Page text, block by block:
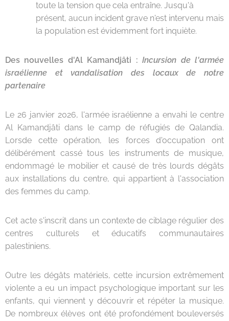
toute la tension que cela entraîne. Jusqu'à
présent, aucun incident grave n'est intervenu mais
la population est évidemment fort inquiète.
Des nouvelles d'Al Kamandjâti :Incursion de l'armée
israélienne et vandalisation des locaux de notre
partenaire
Le 26 janvier 2026, l'armée israélienne a envahi le centre
Al Kamandjâti dans le camp de réfugiés de Qalandia.
Lorsde cette opération, les forces d'occupation ont
délibérément cassé tous les instruments de musique,
endommagé le mobilier et causé de très lourds dégâts
aux installations du centre, qui appartient à l'association
des femmes du camp.
Cet acte s'inscrit dans un contexte de ciblage régulier des
centres culturels et éducatifs communautaires
palestiniens.
Outre les dégâts matériels, cette incursion extrêmement
violente a eu un impact psychologique important sur les
enfants, qui viennent y découvrir et répéter la musique.
De nombreux élèves ont été profondément bouleversés